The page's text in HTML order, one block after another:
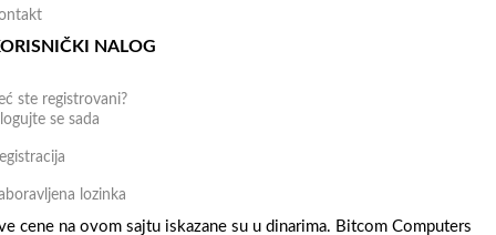
NALOG
ste registrovani?
se sada
lozinka
cene na ovom sajtu iskazane su u dinarima. Bitcom Computers